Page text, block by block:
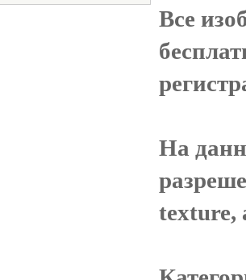
Все
На
texture,